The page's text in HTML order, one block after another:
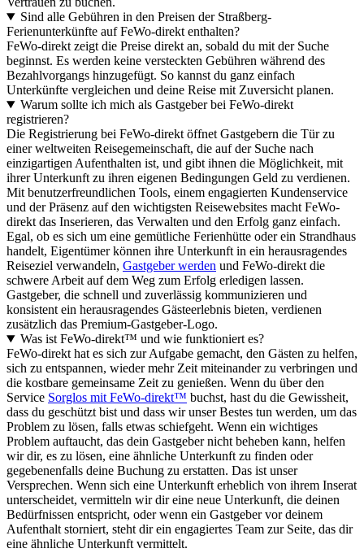
Sind alle Gebühren in den Preisen der Straßberg-
Ferienunterkünfte auf FeWo-direkt enthalten?
FeWo-direkt zeigt die Preise direkt an, sobald du mit der Suche
beginnst. Es werden keine versteckten Gebühren während des
Bezahlvorgangs hinzugefügt. So kannst du ganz einfach
Unterkünfte vergleichen und deine Reise mit Zuversicht planen.
Warum sollte ich mich als Gastgeber bei FeWo-direkt
registrieren?
Die Registrierung bei FeWo-direkt öffnet Gastgebern die Tür zu
einer weltweiten Reisegemeinschaft, die auf der Suche nach
einzigartigen Aufenthalten ist, und gibt ihnen die Möglichkeit, mit
ihrer Unterkunft zu ihren eigenen Bedingungen Geld zu verdienen.
Mit benutzerfreundlichen Tools, einem engagierten Kundenservice
und der Präsenz auf den wichtigsten Reisewebsites macht FeWo-
direkt das Inserieren, das Verwalten und den Erfolg ganz einfach.
Egal, ob es sich um eine gemütliche Ferienhütte oder ein Strandhaus
handelt, Eigentümer können ihre Unterkunft in ein herausragendes
Reiseziel verwandeln, Gastgeber werden und FeWo-direkt die
schwere Arbeit auf dem Weg zum Erfolg erledigen lassen.
Gastgeber, die schnell und zuverlässig kommunizieren und
konsistent ein herausragendes Gästeerlebnis bieten, verdienen
zusätzlich das Premium-Gastgeber-Logo.
Was ist FeWo-direkt™ und wie funktioniert es?
FeWo-direkt hat es sich zur Aufgabe gemacht, den Gästen zu helfen,
sich zu entspannen, wieder mehr Zeit miteinander zu verbringen und
die kostbare gemeinsame Zeit zu genießen. Wenn du über den
Service Sorglos mit FeWo-direkt™ buchst, hast du die Gewissheit,
dass du geschützt bist und dass wir unser Bestes tun werden, um das
Problem zu lösen, falls etwas schiefgeht. Wenn ein wichtiges
Problem auftaucht, das dein Gastgeber nicht beheben kann, helfen
wir dir, es zu lösen, eine ähnliche Unterkunft zu finden oder
gegebenenfalls deine Buchung zu erstatten. Das ist unser
Versprechen. Wenn sich eine Unterkunft erheblich von ihrem Inserat
unterscheidet, vermitteln wir dir eine neue Unterkunft, die deinen
Bedürfnissen entspricht, oder wenn ein Gastgeber vor deinem
Aufenthalt storniert, steht dir ein engagiertes Team zur Seite, das dir
eine ähnliche Unterkunft vermittelt.